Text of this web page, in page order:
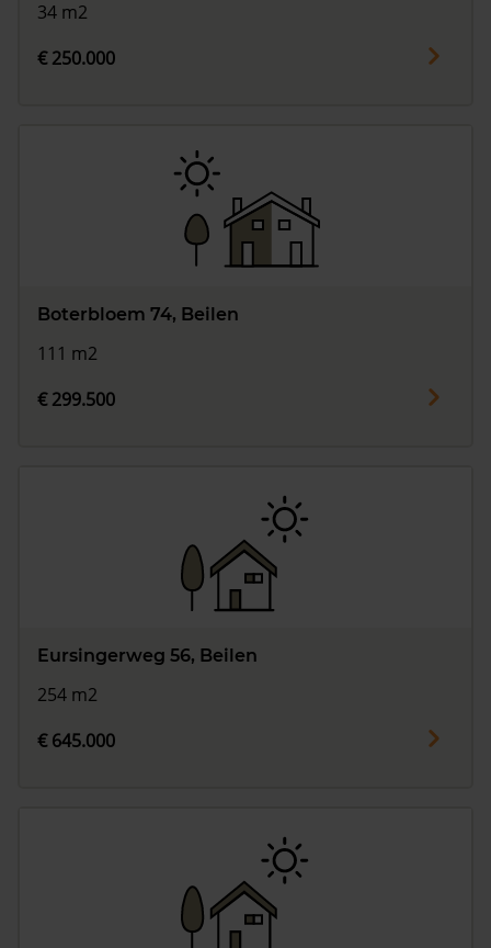
34 m2
€ 250.000
Boterbloem 74, Beilen
111 m2
€ 299.500
Eursingerweg 56, Beilen
254 m2
€ 645.000